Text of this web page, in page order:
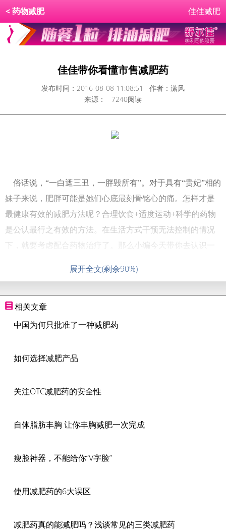
<药物减肥 佳佳减肥
佳佳带你看懂市售减肥药
发布时间：2016-08-08 11:08:51 作者：潇风
来源： 7240阅读
俗话说，“一白遮三丑，一胖毁所有”。对于具有“贵妃”相的
妹子来说，肥胖可能是她们心底最刻骨铭心的痛。怎样才是
最健康有效的减肥方法呢？合理饮食+适度运动+科学的药物
是公认最行之有效的方法。在生活方式干预无法控制的情况
下，就要考虑配合药物治疗了。那么小编今天带你去认识一
展开全文(剩余90%)
相关文章
中国为何只批准了一种减肥药
如何选择减肥产品
关注OTC减肥药的安全性
自体脂肪丰胸 让你丰胸减肥一次完成
瘦脸神器，不能给你“V字脸”
使用减肥药的6大误区
减肥药真的能减肥吗？浅谈常见的三类减肥药